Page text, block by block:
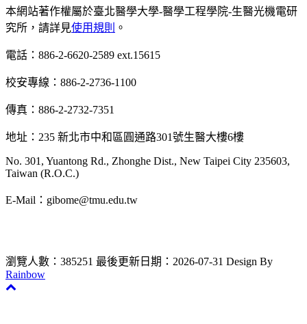
本網站著作權屬於臺北醫學大學-醫學工程學院-生醫光機電研
究所，請詳見使用規則 。
電話：886-2-6620-2589 ext.15615
校安專線：886-2-2736-1100
傳真：886-2-2732-7351
地址：235 新北市中和區圓通路301號生醫大樓6樓
No. 301, Yuantong Rd., Zhonghe Dist., New Taipei City 235603,
Taiwan (R.O.C.)
E-Mail：gibome@tmu.edu.tw
瀏覽人數：385251 最後更新日期：2026-07-31 Design By
Rainbow